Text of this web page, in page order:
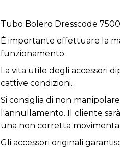
Tubo Bolero Dresscode
È importante effettuare la
funzionamento.
La vita utile degli accessori
cattive condizioni.
Si consiglia di non
l'annullamento. Il cliente
una non corretta
Gli accessori originali